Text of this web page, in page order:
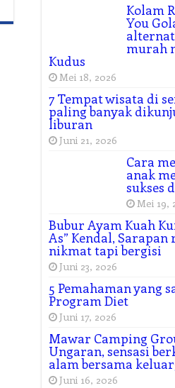
Kolam
You
murah
Kudus
Mei 18, 2026
7 Tempat wisata di
paling banyak
liburan
Juni 21, 2026
Cara
anak
sukses
Mei 19,
Bubur Ayam Kuah
As” Kendal, Sarapan
nikmat tapi bergisi
Juni 23, 2026
5 Pemahaman yang
Program Diet
Juni 17, 2026
Mawar Camping
Ungaran, sensasi
alam bersama
Juni 16, 2026